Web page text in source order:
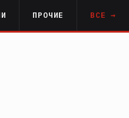
ПРОЧИЕ ВСЕ →